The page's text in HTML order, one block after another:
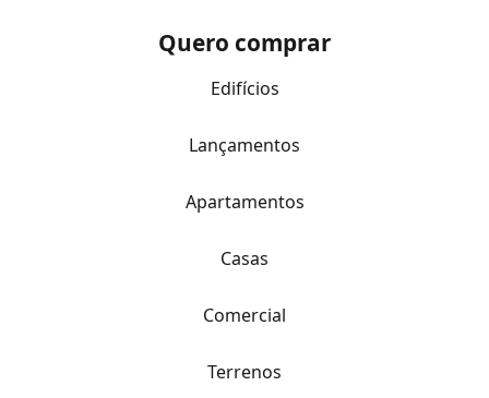
Quero comprar
Edifícios
Lançamentos
Apartamentos
Casas
Comercial
Terrenos